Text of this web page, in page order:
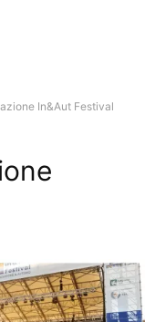
In&Aut Festival